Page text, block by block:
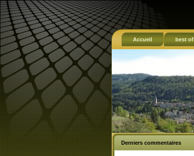
Accueil best of
Derniers commentaires